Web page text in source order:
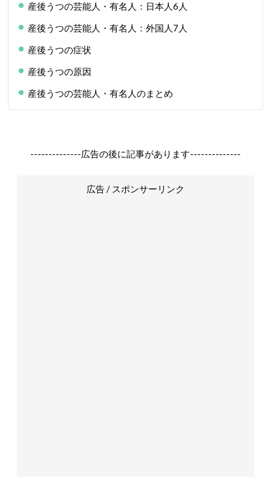
産後うつの芸能人・有名人：日本人6人
産後うつの芸能人・有名人：外国人7人
産後うつの症状
産後うつの原因
産後うつの芸能人・有名人のまとめ
--------------広告の後に記事があります--------------
広告 / スポンサーリンク